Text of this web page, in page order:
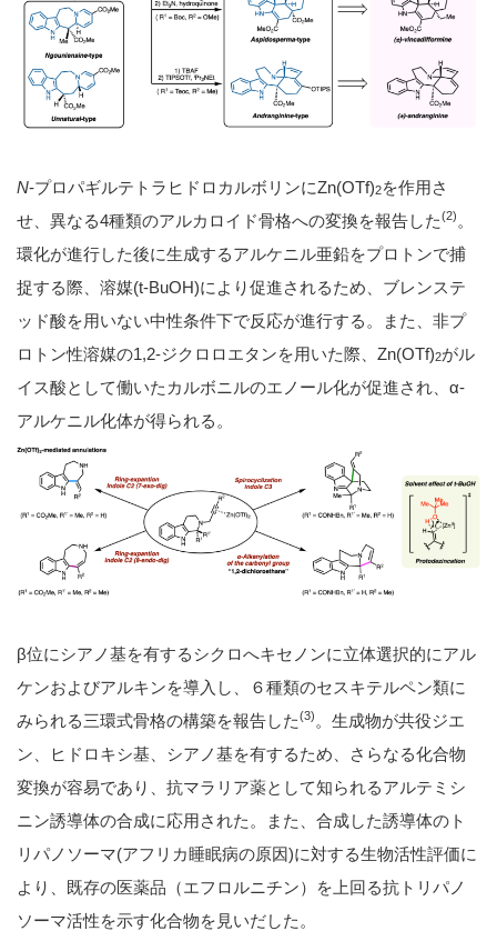
N-プロパギルテトラヒドロカルボリンにZn(OTf)2を作用さ
せ、異なる4種類のアルカロイド骨格への変換を報告した(2) 。
環化が進行した後に生成するアルケニル亜鉛をプロトンで捕
捉する際、溶媒(t-BuOH)により促進されるため、ブレンステ
ッド酸を用いない中性条件下で反応が進行する。また、非プ
ロトン性溶媒の1,2-ジクロロエタンを用いた際、Zn(OTf)2がル
イス酸として働いたカルボニルのエノール化が促進され、α-
アルケニル化体が得られる。
β位にシアノ基を有するシクロへキセノンに立体選択的にアル
ケンおよびアルキンを導入し、６種類のセスキテルペン類に
みられる三環式骨格の構築を報告した(3) 。生成物が共役ジエ
ン、ヒドロキシ基、シアノ基を有するため、さらなる化合物
変換が容易であり、抗マラリア薬として知られるアルテミシ
ニン誘導体の合成に応用された。また、合成した誘導体のト
リパノソーマ(アフリカ睡眠病の原因)に対する生物活性評価に
より、既存の医薬品（エフロルニチン）を上回る抗トリパノ
ソーマ活性を示す化合物を見いだした。